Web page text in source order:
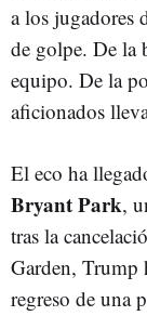
a los jugadores
de golpe. De la
equipo. De la
aficionados
El eco ha
Bryant Park,
tras la
Garden, Trump
regreso de una